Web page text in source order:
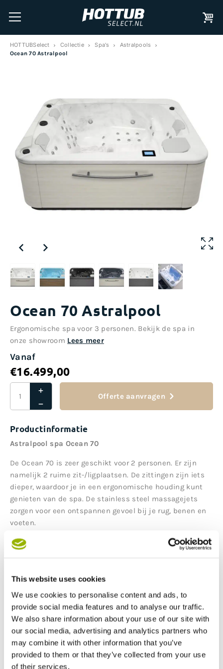
This website uses cookies
We use cookies to personalise content and ads, to
provide social media features and to analyse our traffic.
We also share information about your use of our site with
our social media, advertising and analytics partners who
may combine it with other information that you’ve
provided to them or that they’ve collected from your use
of their services.
HOTTUBSelect Collectie Spa's Astralpools
Ocean 70 Astralpool
Ocean 70 Astralpool
Ergonomische spa voor 3 personen. Bekijk de spa in
onze showroom Lees meer
Vanaf
€16.499,00
Offerte aanvragen
Productinformatie
Astralpool spa Ocean 70
De Ocean 70 is zeer geschikt voor 2 personen. Er zijn
namelijk 2 ruime zit-/ligplaatsen. De zittingen zijn iets
dieper, waardoor je in een ergonomische houding kunt
genieten van de spa. De stainless steel massagejets
zorgen voor een ontspannen gevoel bij je rug, benen en
voeten.
Je kunt er ook met 3 personen in zitten. Naast de 2
Alle Astralpools zijn energiezuinig gebouwd. En dit merk
je in de stroomkosten. Daarnaast zijn alle materialen
duurzaam. De Ocean 70 heeft ook een UV desinfectie.
Beschikbaar in meerdere uitvoeringen
De Astralpool Ocean 70 spa is verkrijgbaar in